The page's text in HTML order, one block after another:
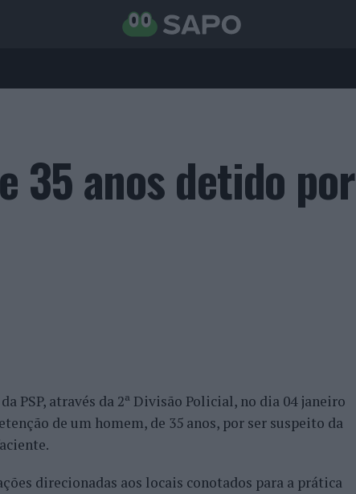
35 anos detido por
PSP, através da 2ª Divisão Policial, no dia 04 janeiro
de um homem, de 35 anos, por ser suspeito da
direcionadas aos locais conotados para a prática